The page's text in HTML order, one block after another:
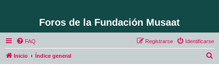
Foros de la Fundación Musaat
FAQ Identificarse
Registrarse
Inicio Índice general